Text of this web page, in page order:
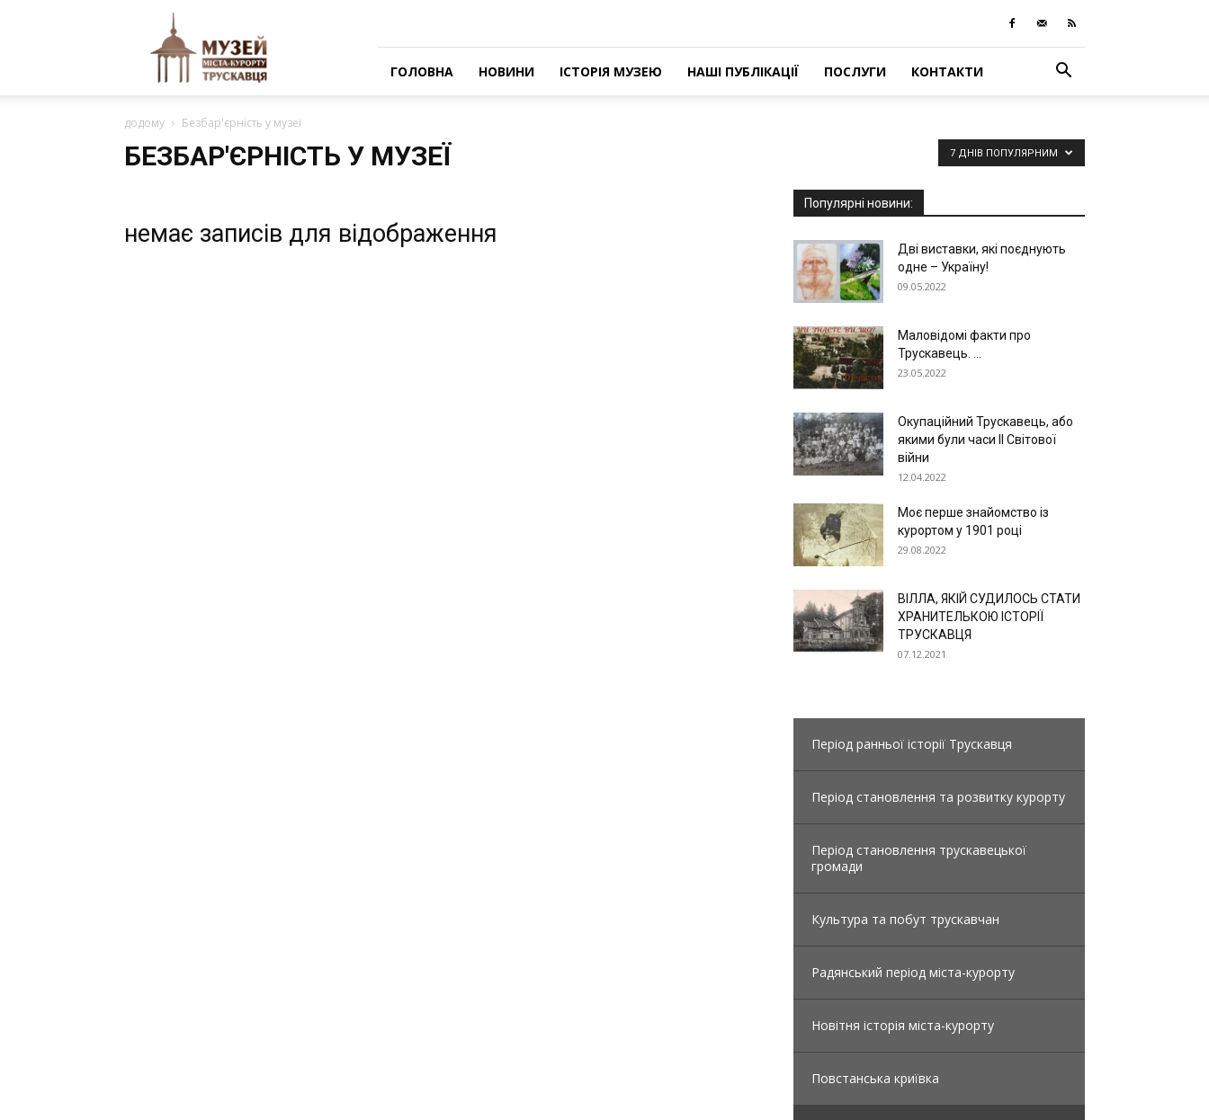
курорту
ГОЛОВНА НОВИНИ ІСТОРІЯ МУЗЕЮ НАШІ ПУБЛІКАЦІЇ ПОСЛУГИ КОНТАКТИ
додому Безбар'єрність у музеї
БЕЗБАР'ЄРНІСТЬ У МУЗЕЇ 7 ДНІВ ПОПУЛЯРНИМ
немає записів для відображення
Популярні новини:
Дві виставки, які поєднують
одне – Україну!
09.05.2022
Маловідомі факти про
Трускавець. ...
23.05.2022
Окупаційний Трускавець, або
якими були часи ІІ Світової
війни
12.04.2022
Моє перше знайомство із
курортом у 1901 році
29.08.2022
ВІЛЛА, ЯКІЙ СУДИЛОСЬ СТАТИ
ХРАНИТЕЛЬКОЮ ІСТОРІЇ
ТРУСКАВЦЯ
07.12.2021
Період ранньої історії Трускавця
Період становлення та розвитку курорту
Період становлення трускавецької
громади
Культура та побут трускавчан
Радянський період міста-курорту
Новітня історія міста-курорту
Повстанська криївка